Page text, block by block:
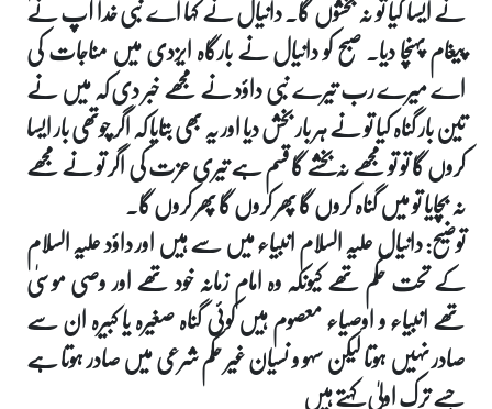
پیغام پہنچا دیا۔ صبح کو دانیال نے بارگاہ ایزدی میں مناجات کی
اے میرے رب تیرے نبی داؤد نے مجھے خبر دی کہ میں نے
تین بار گناہ کیا تو نے ہر بار بخش دیا اور یہ بھی بتایا کہ اگر چوتھی بار ایسا
کروں گا تو تو مجھے نہ بخشے گا قسم ہے تیری عزت کی اگر تو نے مجھے
نہ بچایا تو میں گناہ کروں گا پھر کروں گا پھر کروں گا۔
توضیح: دانیال علیہ السلام انبیاء میں سے ہیں اور داؤد علیہ السلام
کے تحت حکم تھے کیونکہ وہ امام زمانہ خود تھے اور وصی موسیٰ
تھے انبیاء و اوصیاء معصوم ہیں کوئی گناہ صغیرہ یا کبیرہ ان سے
صادر نہیں ہوتا لیکن سہو و نسیان غیر حکم شرعی میں صادر ہوتا ہے
جسے ترک اولیٰ کہتے ہیں